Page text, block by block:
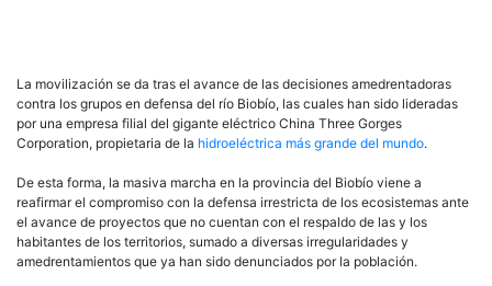
La movilización se da tras el avance de las decisiones amedrentadoras
contra los grupos en defensa del río Biobío, las cuales han sido lideradas
por una empresa filial del gigante eléctrico China Three Gorges
Corporation, propietaria de la hidroeléctrica más grande del mundo.
De esta forma, la masiva marcha en la provincia del Biobío viene a
reafirmar el compromiso con la defensa irrestricta de los ecosistemas ante
el avance de proyectos que no cuentan con el respaldo de las y los
habitantes de los territorios, sumado a diversas irregularidades y
amedrentamientos que ya han sido denunciados por la población.